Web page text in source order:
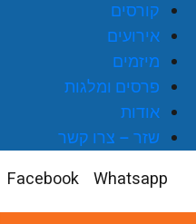
קורסים
אירועים
מיזמים
פרסים ומלגות
אודות
שזר – צרו קשר
Facebook Whatsapp